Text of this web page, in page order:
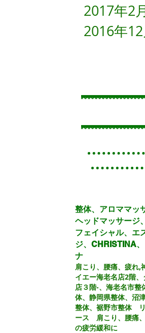
2017年2
2016年12
整体、アロママッ
ヘッドマッサージ、
フェイシャル、エ
ジ、CHRISTINA
ナ
肩こり、腰痛、疲れ,
イエー海老名店2階
店３階-、 海老名市整
体、静岡県整体、沼
整体、裾野市整体
ース 肩こり、腰痛
の疲労緩和に